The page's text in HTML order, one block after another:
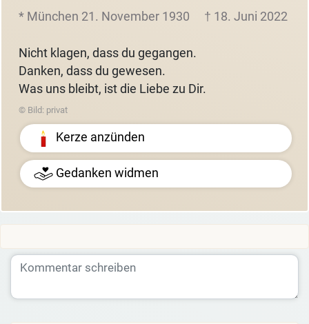
* München 21. November 1930 † 18. Juni 2022
Nicht klagen, dass du gegangen.
Danken, dass du gewesen.
Was uns bleibt, ist die Liebe zu Dir.
© Bild: privat
Kerze anzünden
Gedanken widmen